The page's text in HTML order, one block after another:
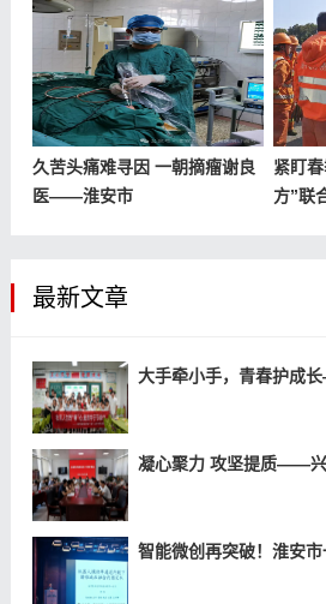
久苦头痛难寻因 一朝摘瘤谢良
医——淮安市
紧盯
方”联
最新文章
大手牵小手，青春护成
凝心聚力 攻坚提质——
智能微创再突破！淮安